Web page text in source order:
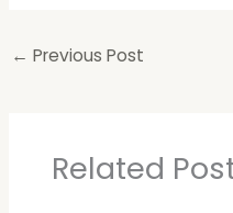
← Previous Post
Related